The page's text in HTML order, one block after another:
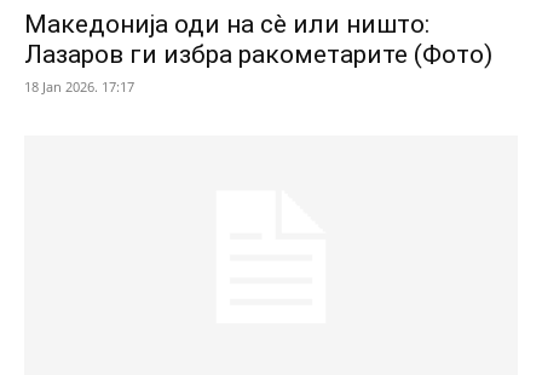
Македонија оди на сè или ништо:
Лазаров ги избра ракометарите (Фото)
18 Jan 2026. 17:17